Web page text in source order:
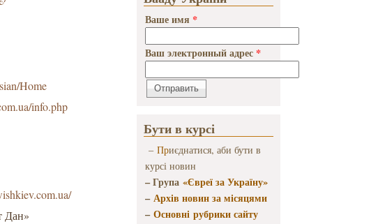
Home
info.php
Дан»
Ваше имя *
Ваш электронный адрес *
Бути в курсі
– Приєднатися, аби бути в
курсі новин
– Група «Євреї за Україну»
–Архів новин за місяцями
–Основні рубрики сайту